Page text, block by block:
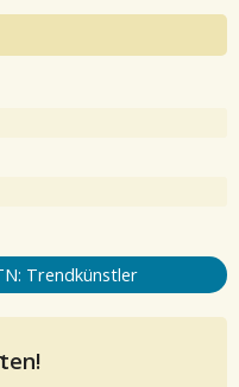
Trendkünstler